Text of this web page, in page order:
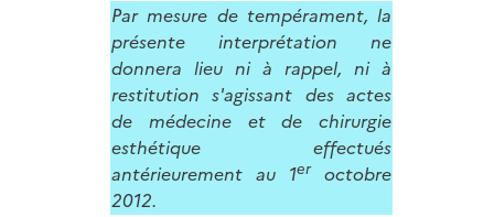
Par mesure de tempérament, la
présente interprétation ne
donnera lieu ni à rappel, ni à
restitution s'agissant des actes
de médecine et de chirurgie
esthétique effectués
antérieurement au 1eroctobre
2012.